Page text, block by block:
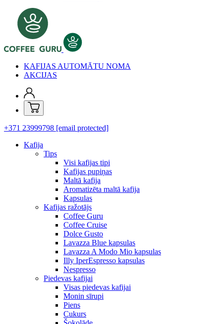
KAFIJAS AUTOMĀTU NOMA
AKCIJAS
+371 23999798 [email protected]
Kafija
Tips
Visi kafijas tipi
Kafijas pupiņas
Maltā kafija
Aromatizēta maltā kafija
Kapsulas
Kafijas ražotājs
Coffee Guru
Coffee Cruise
Dolce Gusto
Lavazza Blue kapsulas
Lavazza A Modo Mio kapsulas
Illy IperEspresso kapsulas
Nespresso
Piedevas kafijai
Visas piedevas kafijai
Monin sīrupi
Piens
Cukurs